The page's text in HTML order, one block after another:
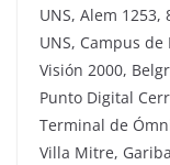
UNS, Alem 1253,
UNS, Campus
Visión 2000,
Punto Digital
Terminal de
Villa Mitre,